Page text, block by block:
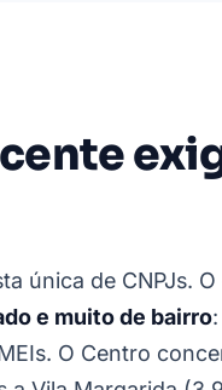
única de CNPJs. O
e muito de bairro:
O Centro